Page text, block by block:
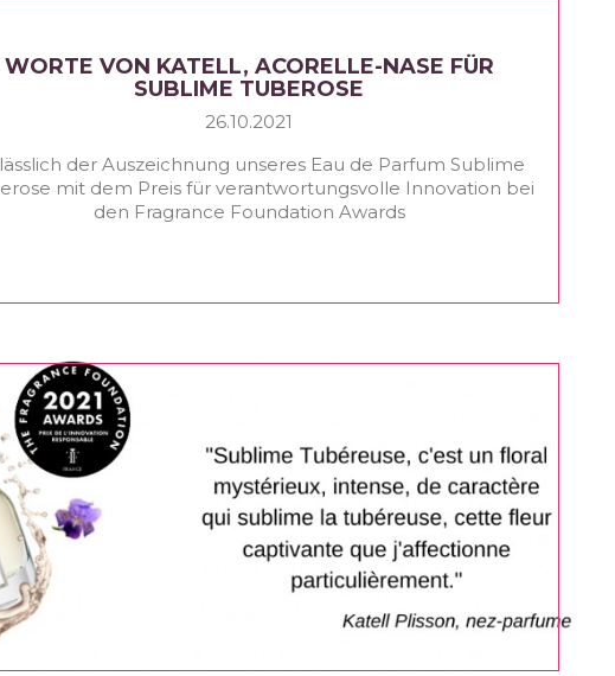
WORTE VON KATELL, ACORELLE-NASE FÜR
SUBLIME TUBEROSE
26.10.2021
der Auszeichnung unseres Eau de Parfum Sublime
mit dem Preis für verantwortungsvolle Innovation bei
den Fragrance Foundation Awards